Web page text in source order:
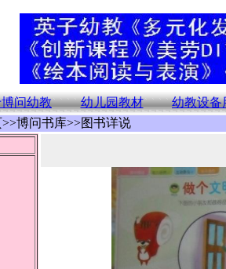
问幼教 幼儿园教材
幼教设备
博问书库>>图书详说